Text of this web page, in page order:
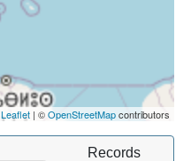
Leaflet| ©OpenStreetMapcontributors
Records